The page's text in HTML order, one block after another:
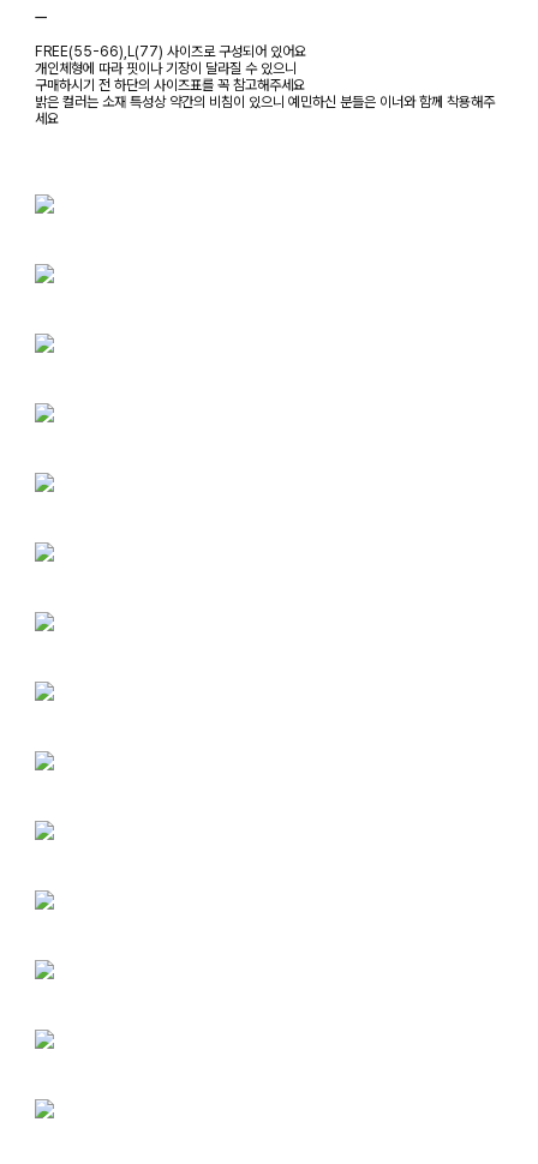
ㅡ
FREE(55-66),L(77) 사이즈로 구성되어 있어요
개인체형에 따라 핏이나 기장이 달라질 수 있으니
구매하시기 전 하단의 사이즈표를 꼭 참고해주세요
밝은 컬러는 소재 특성상 약간의 비침이 있으니 예민하신 분들은 이너와 함께 착용해주
세요